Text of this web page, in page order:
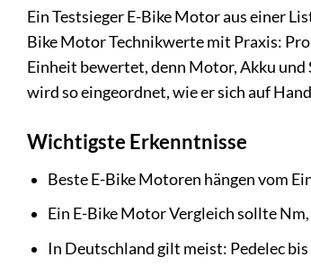
Ein Testsieger E-Bike Motor aus einer
Bike Motor Technikwerte mit Praxis:
Einheit bewertet, denn Motor, Akku
wird so eingeordnet, wie er sich auf
Wichtigste Erkenntnisse
Beste E-Bike Motoren hängen vom
Ein E-Bike Motor Vergleich sollte
In Deutschland gilt meist: Pedelec